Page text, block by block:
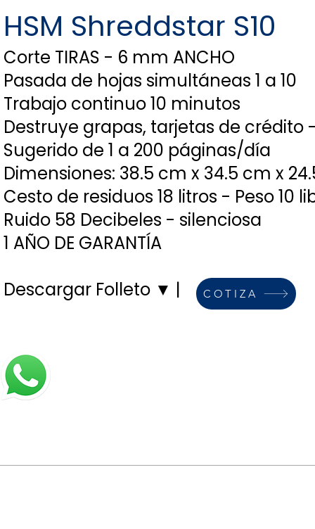
HSM Shreddstar S10
Corte TIRAS - 6 mm ANCHO
Pasada de hojas simultáneas 1 a 10
Trabajo continuo 10 minutos
Destruye grapas, tarjetas de crédito
Sugerido de 1 a 200 páginas/día
Dimensiones: 38.5 cm x 34.5 cm x
Cesto de residuos 18 litros - Peso 10
Ruido 58 Decibeles - silenciosa
1 AÑO DE GARANTÍA
Descargar Folleto ▼ | ​ COTIZA